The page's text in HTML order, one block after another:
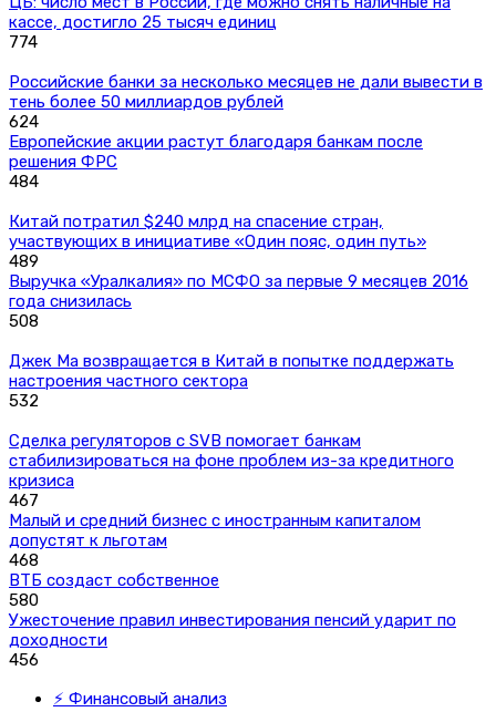
кассе, достигло 25 тысяч единиц
774
Российские банки за несколько месяцев не дали вывести в
тень более 50 миллиардов рублей
624
Европейские акции растут благодаря банкам после
решения ФРС
484
Китай потратил $240 млрд на спасение стран,
участвующих в инициативе «Один пояс, один путь»
489
Выручка «Уралкалия» по МСФО за первые 9 месяцев 2016
года снизилась
508
Джек Ма возвращается в Китай в попытке поддержать
настроения частного сектора
532
Сделка регуляторов с SVB помогает банкам
стабилизироваться на фоне проблем из-за кредитного
кризиса
467
Малый и средний бизнес с иностранным капиталом
допустят к льготам
468
ВТБ создаст собственное
580
Ужесточение правил инвестирования пенсий ударит по
доходности
456
⚡ Финансовый анализ